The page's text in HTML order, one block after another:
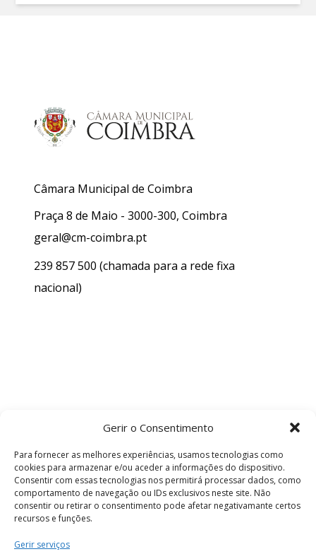
Gerir o Consentimento
Para fornecer as melhores experiências, usamos tecnologias como
cookies para armazenar e/ou aceder a informações do dispositivo.
Consentir com essas tecnologias nos permitirá processar dados, como
comportamento de navegação ou IDs exclusivos neste site. Não
consentir ou retirar o consentimento pode afetar negativamante certos
recursos e funções.
Gerir serviços
Câmara Municipal de Coimbra
Praça 8 de Maio - 3000-300, Coimbra
geral@cm-coimbra.pt
239 857 500 (chamada para a rede fixa
nacional)
Termos e Condições